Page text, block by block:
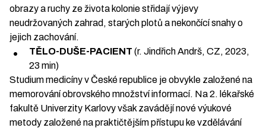
obrazy a ruchy ze života kolonie střidají výjevy
neudržovaných zahrad, starých plotů a nekončící snahy o
jejich zachování.
TĚLO-DUŠE-PACIENT (r. Jindřich Andrš, CZ, 2023,
23 min)
Studium medicíny v České republice je obvykle založené na
memorování obrovského množství informací. Na 2. lékařské
fakultě Univerzity Karlovy však zavádějí nové výukové
metody založené na praktičtějším přístupu ke vzdělávání